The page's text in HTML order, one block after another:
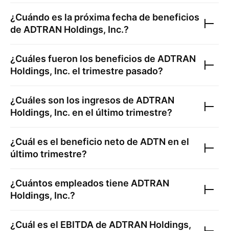
¿Cuándo es la próxima fecha de beneficios
de ADTRAN Holdings, Inc.?
¿Cuáles fueron los beneficios de ADTRAN
Holdings, Inc. el trimestre pasado?
¿Cuáles son los ingresos de ADTRAN
Holdings, Inc. en el último trimestre?
¿Cuál es el beneficio neto de ADTN en el
último trimestre?
¿Cuántos empleados tiene ADTRAN
Holdings, Inc.?
¿Cuál es el EBITDA de ADTRAN Holdings,